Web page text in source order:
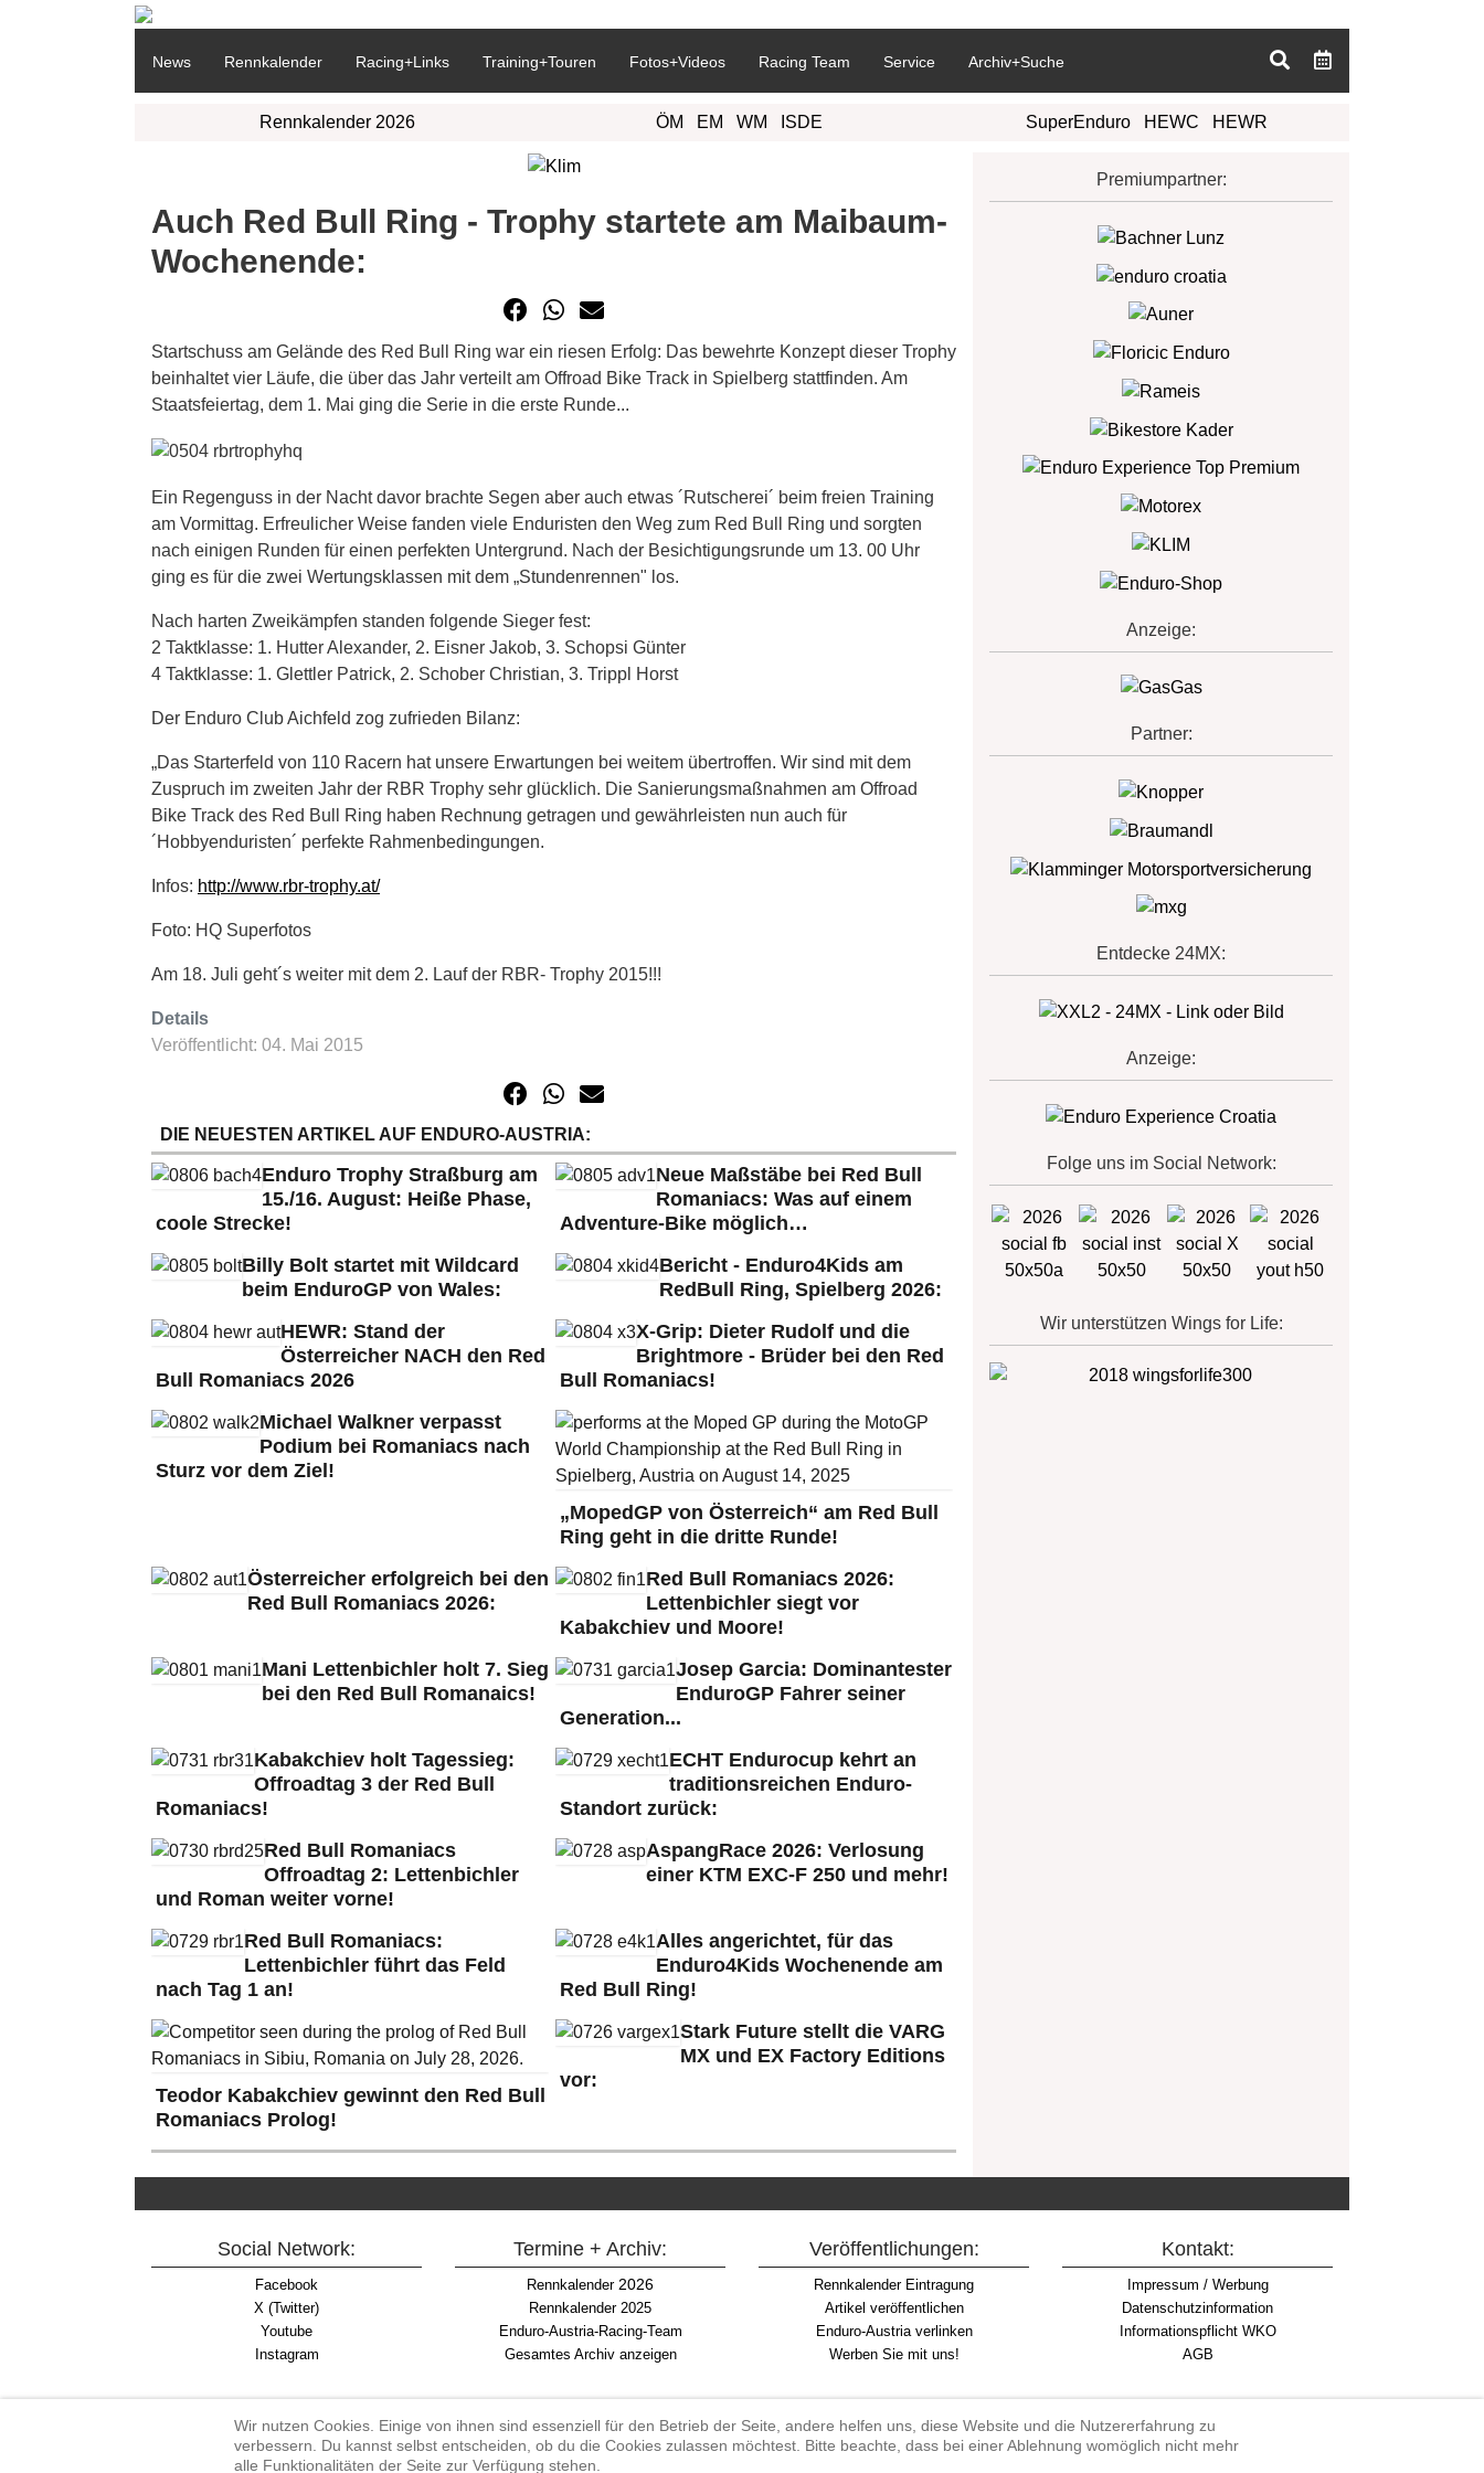
News Rennkalender Racing+Links Training+Touren Fotos+Videos Racing Team Service Archiv+Suche
Rennkalender 2026 ÖM EM WM ISDE SuperEnduro HEWC HEWR
Auch Red Bull Ring - Trophy startete am Maibaum-
Wochenende:
Startschuss am Gelände des Red Bull Ring war ein riesen Erfolg: Das bewehrte Konzept dieser Trophy
beinhaltet vier Läufe, die über das Jahr verteilt am Offroad Bike Track in Spielberg stattfinden. Am
Staatsfeiertag, dem 1. Mai ging die Serie in die erste Runde...
Ein Regenguss in der Nacht davor brachte Segen aber auch etwas ´Rutscherei´ beim freien Training
am Vormittag. Erfreulicher Weise fanden viele Enduristen den Weg zum Red Bull Ring und sorgten
nach einigen Runden für einen perfekten Untergrund. Nach der Besichtigungsrunde um 13. 00 Uhr
ging es für die zwei Wertungsklassen mit dem „Stundenrennen" los.
Nach harten Zweikämpfen standen folgende Sieger fest:
2 Taktklasse: 1. Hutter Alexander, 2. Eisner Jakob, 3. Schopsi Günter
4 Taktklasse: 1. Glettler Patrick, 2. Schober Christian, 3. Trippl Horst
Der Enduro Club Aichfeld zog zufrieden Bilanz:
„Das Starterfeld von 110 Racern hat unsere Erwartungen bei weitem übertroffen. Wir sind mit dem
Zuspruch im zweiten Jahr der RBR Trophy sehr glücklich. Die Sanierungsmaßnahmen am Offroad
Bike Track des Red Bull Ring haben Rechnung getragen und gewährleisten nun auch für
´Hobbyenduristen´ perfekte Rahmenbedingungen.
Infos: http://www.rbr-trophy.at/
Foto: HQ Superfotos
Am 18. Juli geht´s weiter mit dem 2. Lauf der RBR- Trophy 2015!!!
Details
Veröffentlicht: 04. Mai 2015
DIE NEUESTEN ARTIKEL AUF ENDURO-AUSTRIA:
Enduro Trophy Straßburg am
15./16. August: Heiße Phase,
coole Strecke!
Neue Maßstäbe bei Red Bull
Romaniacs: Was auf einem
Adventure-Bike möglich…
Billy Bolt startet mit Wildcard
beim EnduroGP von Wales:
Bericht - Enduro4Kids am
RedBull Ring, Spielberg 2026:
HEWR: Stand der
Österreicher NACH den Red
Bull Romaniacs 2026
X-Grip: Dieter Rudolf und die
Brightmore - Brüder bei den Red
Bull Romaniacs!
Michael Walkner verpasst
Podium bei Romaniacs nach
Sturz vor dem Ziel!
„MopedGP von Österreich“ am Red Bull
Ring geht in die dritte Runde!
Österreicher erfolgreich bei den
Red Bull Romaniacs 2026:
Red Bull Romaniacs 2026:
Lettenbichler siegt vor
Kabakchiev und Moore!
Mani Lettenbichler holt 7. Sieg
bei den Red Bull Romanaics!
Josep Garcia: Dominantester
EnduroGP Fahrer seiner
Generation...
Kabakchiev holt Tagessieg:
Offroadtag 3 der Red Bull
Romaniacs!
ECHT Endurocup kehrt an
traditionsreichen Enduro-
Standort zurück:
Red Bull Romaniacs
Offroadtag 2: Lettenbichler
und Roman weiter vorne!
AspangRace 2026: Verlosung
einer KTM EXC-F 250 und mehr!
Red Bull Romaniacs:
Lettenbichler führt das Feld
nach Tag 1 an!
Alles angerichtet, für das
Enduro4Kids Wochenende am
Red Bull Ring!
Teodor Kabakchiev gewinnt den Red Bull
Romaniacs Prolog!
Stark Future stellt die VARG
MX und EX Factory Editions
vor:
Premiumpartner:
Anzeige:
Partner:
Entdecke 24MX:
Anzeige:
Folge uns im Social Network:
Wir unterstützen Wings for Life:
Social Network:
Facebook
X (Twitter)
Youtube
Instagram
Termine + Archiv:
Rennkalender2026
Rennkalender 2025
Enduro-Austria-Racing-Team
Gesamtes Archiv anzeigen
Veröffentlichungen:
Rennkalender Eintragung
Artikel veröffentlichen
Enduro-Austria verlinken
Werben Sie mit uns!
Kontakt:
Impressum / Werbung
Datenschutzinformation
Informationspflicht WKO
AGB
Begriff "Enduro" auf Wikipedia
Wir nutzen Cookies. Einige von ihnen sind essenziell für den Betrieb der Seite, andere helfen uns, diese Website und die Nutzererfahrung zu
verbessern. Du kannst selbst entscheiden, ob du die Cookies zulassen möchtest. Bitte beachte, dass bei einer Ablehnung womöglich nicht mehr
alle Funktionalitäten der Seite zur Verfügung stehen.